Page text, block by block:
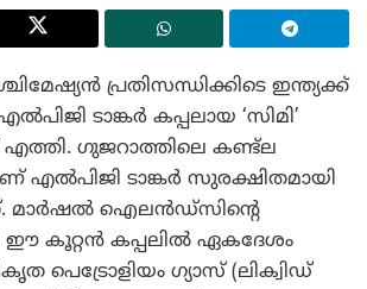
പ്രതിസന്ധിക്കിടെ ഇന്ത്യക്ക്
ടാങ്കർ കപ്പലായ ‘സിമി’
എത്തി. ഗുജറാത്തിലെ കണ്ട്‌ല
ടാങ്കർ സുരക്ഷിതമായി
മാർഷൽ ഐലൻഡ്‌സിന്റെ
ഈ കൂറ്റൻ കപ്പലിൽ ഏകദേശം
പെട്രോളിയം ഗ്യാസ് (ലിക്വിഡ്